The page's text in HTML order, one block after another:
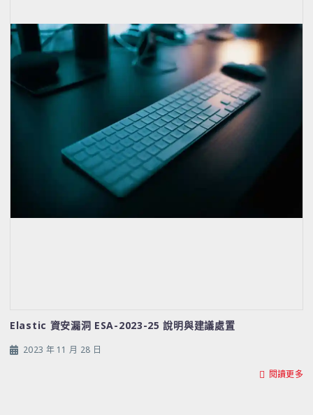
Elastic 資安漏洞 ESA-2023-25 說明與建議處置
2023 年 11 月 28 日
閱讀更多